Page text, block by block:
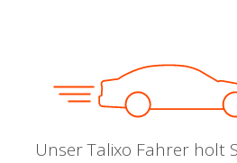
Unser Talixo Fahrer holt